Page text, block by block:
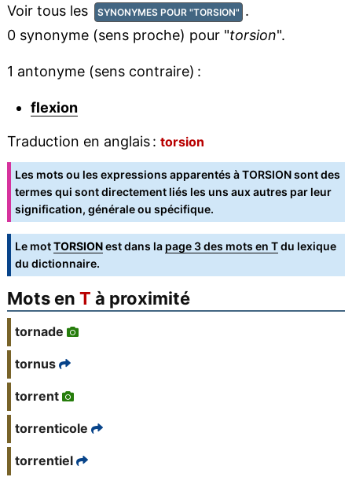
Voir tous les SYNONYMES POUR "TORSION" .
0 synonyme (sens proche) pour "torsion".
1 antonyme (sens contraire) :
flexion
Traduction en anglais : torsion
Les mots ou les expressions apparentés à TORSION sont des
termes qui sont directement liés les uns aux autres par leur
signification, générale ou spécifique.
Le motTORSIONest dans la page 3 des mots en Tdu lexique
du dictionnaire.
Mots en T à proximité
tornade
tornus
torrent
torrenticole
torrentiel